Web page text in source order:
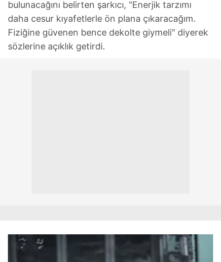
bulunacağını belirten şarkıcı, "Enerjik tarzımı
daha cesur kıyafetlerle ön plana çıkaracağım.
Fiziğine güvenen bence dekolte giymeli" diyerek
sözlerine açıklık getirdi.